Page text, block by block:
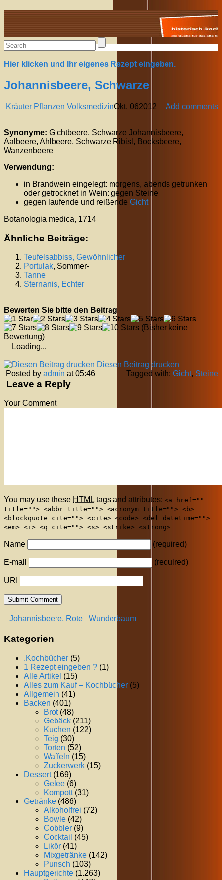
Alte Rezepte online
Hier klicken und Ihr eigenes Rezept eingeben.
Johannisbeere, Schwarze
Kräuter Pflanzen Volksmedizin Add comments
Okt. 062012
Synonyme: Gichtbeere, Schwarze Johannisbeere,
Aalbeere, Ahlbeere, Schwarze Ribisl, Bocksbeere,
Wanzenbeere
Verwendung:
in Brandwein eingelegt: morgens, abends getrunken
oder getrocknet in Wein: gegen Steine
gegen laufende und reißende Gicht
Botanologia medica, 1714
Ähnliche Beiträge:
Teufelsabbiss, Gewöhnlicher
Portulak, Sommer-
Tanne
Sternanis, Echter
Bewerten Sie bitte den Beitrag
(Bisher keine
Bewertung)
Loading...
Diesen Beitrag drucken
Posted by admin at 05:46 Tagged with: Gicht, Steine
Leave a Reply
Your Comment
You may use these HTML tags and attributes: <a href=""
title=""> <abbr title=""> <acronym title=""> <b>
<blockquote cite=""> <cite> <code> <del datetime="">
<em> <i> <q cite=""> <s> <strike> <strong>
Name (required)
E-mail (required)
URI
Johannisbeere, Rote Wunderbaum
Kategorien
.Kochbücher (5)
1 Rezept eingeben ? (1)
Alle Artikel (15)
Alles zum Kauf – Kochbücher (5)
Allgemein (41)
Backen (401)
Brot(48)
Gebäck (211)
Kuchen (122)
Teig (30)
Torten (52)
Waffeln (15)
Zuckerwerk (15)
Dessert(169)
Gelee (6)
Kompott(31)
Getränke (486)
Alkoholfrei (72)
Bowle (42)
Cobbler (9)
Cocktail (45)
Likör (41)
Mixgetränke (142)
Punsch (103)
Hauptgerichte (1.263)